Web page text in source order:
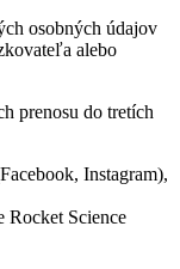
osobných údajov
alebo
prenosu do tretích
Instagram),
Rocket Science